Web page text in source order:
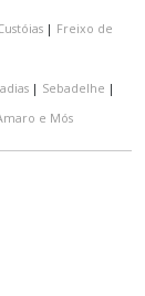
| Freixo de
| Sebadelhe |
e Mós